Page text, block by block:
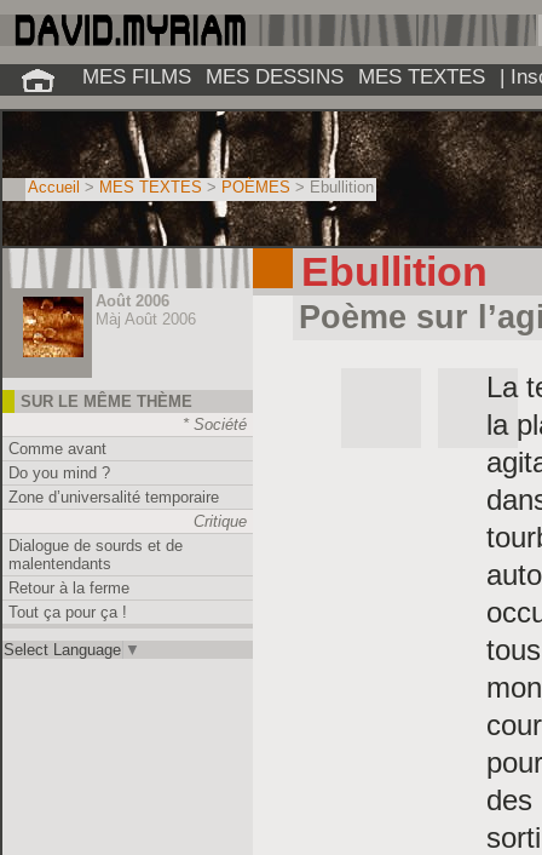
Août 2006
Màj Août 2006
SUR LE MÊME THÈME
* Société
Comme avant
Do you mind ?
Zone d’universalité temporaire
Critique
Dialogue de sourds et de
malentendants
Retour à la ferme
Tout ça pour ça !
Select Language ▼
Ebullition
Poème sur
La
la
des
Accueil > MES TEXTES > POÈMES > Ebullition
MES FILMS MES DESSINS MES TEXTES |